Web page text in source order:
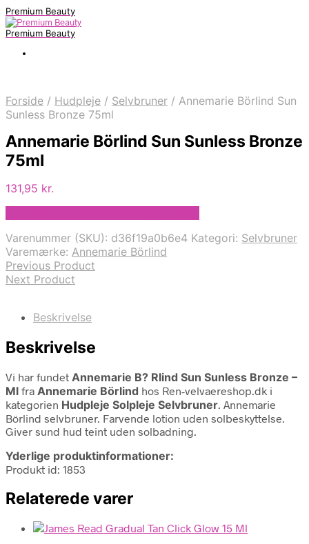
Premium Beauty
Premium Beauty
Forside / Hudpleje / Selvbruner / Annemarie Börlind Sun
Sunless Bronze 75ml
Annemarie Börlind Sun Sunless Bronze
75ml
131,95 kr.
Varenummer (SKU): d36f19a0b6e4 Kategori: Selvbruner
Varemærke: Annemarie Börlind
Previous Product
Next Product
Beskrivelse
Beskrivelse
Vi har fundet Annemarie B? Rlind Sun Sunless Bronze –
Ml fra Annemarie Börlind hos Ren-velvaereshop.dk i
kategorien Hudpleje Solpleje Selvbruner. Annemarie
Börlind selvbruner. Farvende lotion uden solbeskyttelse.
Giver sund hud teint uden solbadning.
Yderlige produktinformationer:
Produkt id: 1853
Relaterede varer